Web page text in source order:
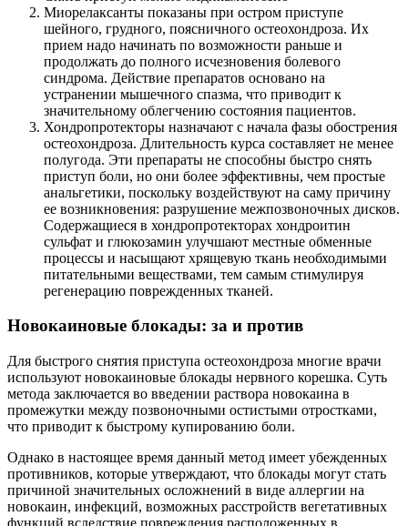
Миорелаксанты показаны при остром приступе
шейного, грудного, поясничного остеохондроза. Их
прием надо начинать по возможности раньше и
продолжать до полного исчезновения болевого
синдрома. Действие препаратов основано на
устранении мышечного спазма, что приводит к
значительному облегчению состояния пациентов.
Хондропротекторы назначают с начала фазы обострения
остеохондроза. Длительность курса составляет не менее
полугода. Эти препараты не способны быстро снять
приступ боли, но они более эффективны, чем простые
анальгетики, поскольку воздействуют на саму причину
ее возникновения: разрушение межпозвоночных дисков.
Содержащиеся в хондропротекторах хондроитин
сульфат и глюкозамин улучшают местные обменные
процессы и насыщают хрящевую ткань необходимыми
питательными веществами, тем самым стимулируя
регенерацию поврежденных тканей.
Новокаиновые блокады: за и против
Для быстрого снятия приступа остеохондроза многие врачи
используют новокаиновые блокады нервного корешка. Суть
метода заключается во введении раствора новокаина в
промежутки между позвоночными остистыми отростками,
что приводит к быстрому купированию боли.
Однако в настоящее время данный метод имеет убежденных
противников, которые утверждают, что блокады могут стать
причиной значительных осложнений в виде аллергии на
новокаин, инфекций, возможных расстройств вегетативных
функций вследствие повреждения расположенных в